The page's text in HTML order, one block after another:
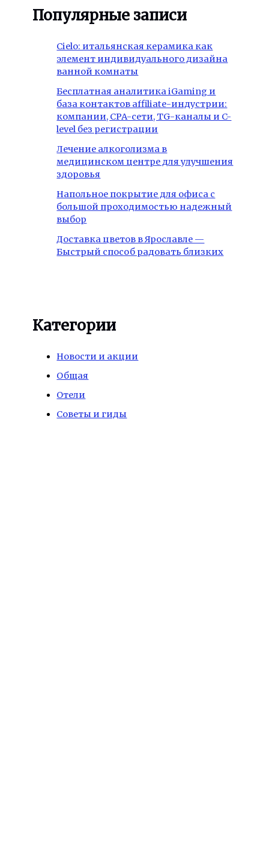
Популярные записи
Cielo: итальянская керамика как
элемент индивидуального дизайна
ванной комнаты
Бесплатная аналитика iGaming и
база контактов affiliate-индустрии:
компании, CPA-сети, TG-каналы и C-
level без регистрации
Лечение алкоголизма в
медицинском центре для улучшения
здоровья
Напольное покрытие для офиса с
большой проходимостью надежный
выбор
Доставка цветов в Ярославле —
Быстрый способ радовать близких
Категории
Новости и акции
Общая
Отели
Советы и гиды